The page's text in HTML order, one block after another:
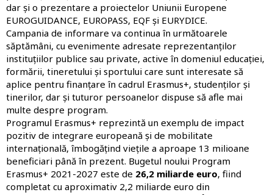
dar și o prezentare a proiectelor Uniunii Europene
EUROGUIDANCE, EUROPASS, EQF și EURYDICE.
Campania de informare va continua în următoarele
săptămâni, cu evenimente adresate reprezentanților
instituțiilor publice sau private, active în domeniul educației,
formării, tineretului și sportului care sunt interesate să
aplice pentru finanțare în cadrul Erasmus+, studenților și
tinerilor, dar și tuturor persoanelor dispuse să afle mai
multe despre program.
Programul Erasmus+ reprezintă un exemplu de impact
pozitiv de integrare europeană și de mobilitate
internațională, îmbogățind viețile a aproape 13 milioane
beneficiari până în prezent. Bugetul noului Program
Erasmus+ 2021-2027 este de 26,2 miliarde euro, fiind
completat cu aproximativ 2,2 miliarde euro din